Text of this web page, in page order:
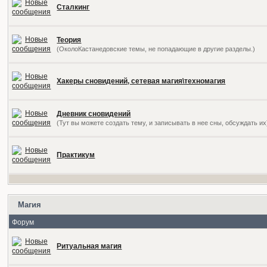
Сталкинг
Теория
(ОколоКастанедовские темы, не попадающие в другие разделы.)
Хакеры сновидений, сетевая магия\техномагия
Дневник сновидений
(Тут вы можете создать тему, и записывать в нее сны, обсуждать
Практикум
Магия
Форум
Ритуальная магия